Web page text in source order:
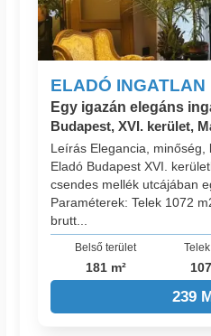
ELADÓ INGATLAN
Egy igazán elegáns
Budapest, XVI. kerület,
Leírás Elegancia, minőség,
Eladó Budapest XVI.
csendes mellék utcájában
Paraméterek: Telek 1072
brutt...
Belső terület
181 m²
239